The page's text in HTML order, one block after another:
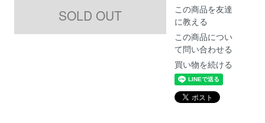
この商品を友達
に教える
この商品につい
て問い合わせる
買い物を続ける